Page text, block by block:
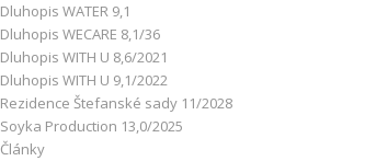
Dluhopis WATER 9,1
Dluhopis WECARE 8,1/36
Dluhopis WITH U 8,6/2021
Dluhopis WITH U 9,1/2022
Rezidence Štefanské sady 11/2028
Soyka Production 13,0/2025
Články